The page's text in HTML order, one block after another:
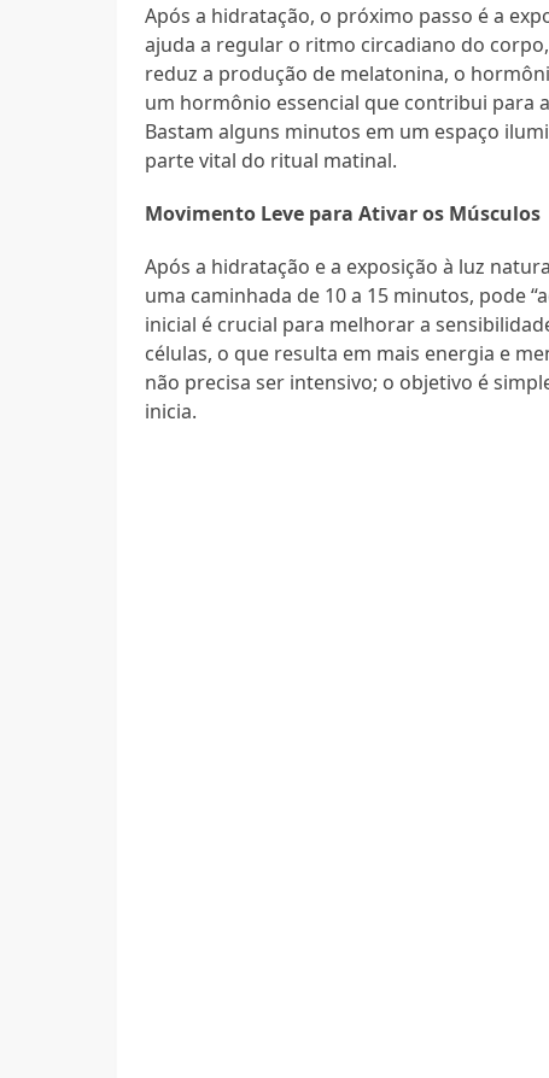
Após a hidratação, o próximo passo é a
ajuda a regular o ritmo circadiano do
reduz a produção de melatonina, o
um hormônio essencial que contribui para
Bastam alguns minutos em um espaço
parte vital do ritual matinal.
Movimento Leve para Ativar os Músculos
Após a hidratação e a exposição à luz
uma caminhada de 10 a 15 minutos, pode
inicial é crucial para melhorar a
células, o que resulta em mais energia e
não precisa ser intensivo; o objetivo é
inicia.